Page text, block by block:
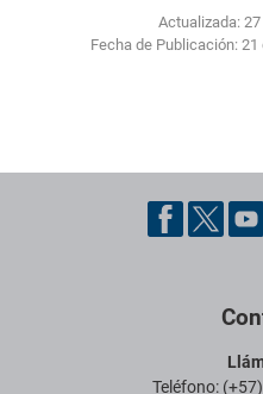
Actualizada:
Fecha de Publicación: 21
Pie de página con información
Teléfono: